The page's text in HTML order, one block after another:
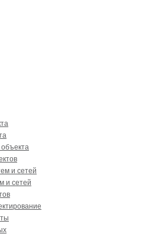
и сетей
и сетей